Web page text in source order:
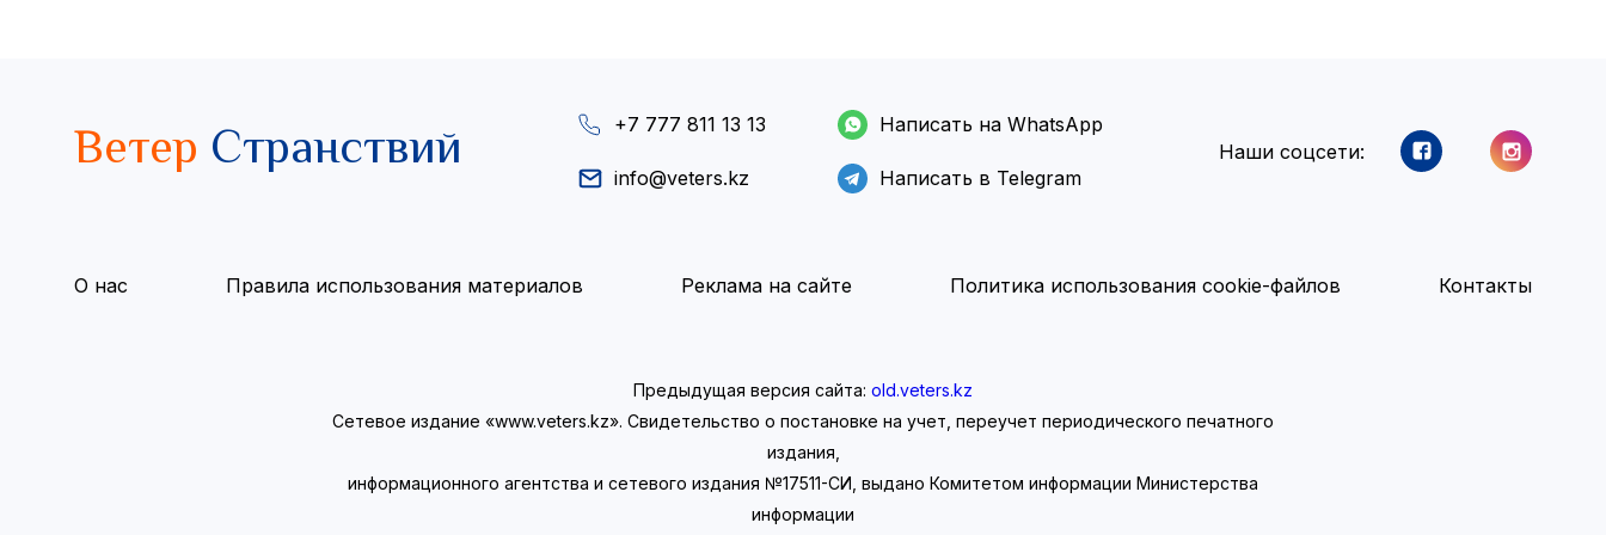
Ветер Странствий +7 777 811 13 13
info@veters.kz
Написать на WhatsApp
Написать в Telegram
Наши соцсети:
О нас Правила использования материалов Реклама на сайте Политика использования cookie-файлов Контакты
Предыдущая версия сайта: old.veters.kz
Сетевое издание «www.veters.kz». Свидетельство о постановке на учет, переучет периодического печатного
издания,
информационного агентства и сетевого издания №17511-СИ, выдано Комитетом информации Министерства
информации